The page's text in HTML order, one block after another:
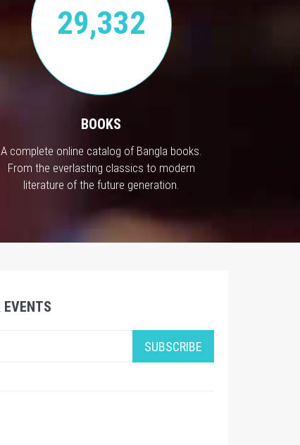
29,332
BOOKS
A complete online catalog of Bangla books.
From the everlasting classics to modern
literature of the future generation.
EVENTS
SUBSCRIBE